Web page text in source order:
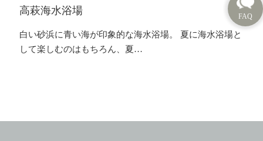
高萩海水浴場
白い砂浜に青い海が印象的な海水浴場。 夏に海水浴場と
して楽しむのはもちろん、夏…